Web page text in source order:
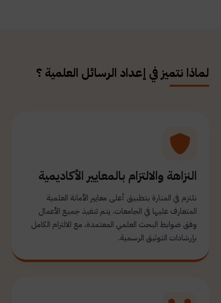
لماذا نتميز في إعداد الرسائل العلمية ؟
النزاهة والالتزام بالمعايير الأكاديمية
نلتزم في المنارة بتطبيق أعلى معايير الأمانة العلمية
المتعارف عليها في الجامعات. يتم تنفيذ جميع الأعمال
وفق ضوابط البحث العلمي المعتمدة، مع الالتزام الكامل
بإرشادات التوثيق الرسمية.